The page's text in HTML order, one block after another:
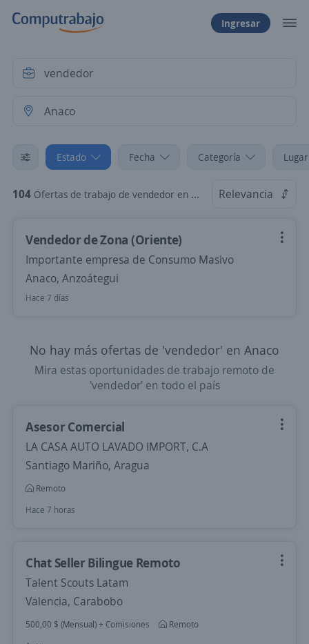
Ingresar
Estado Fecha Categoría
104 Ofertas de trabajo de vendedor en Anaco, Anzoátegui Relevancia
Vendedor de Zona (Oriente)
Importante empresa de Consumo Masivo
Anaco, Anzoátegui
Hace 7 días
No hay más ofertas de 'vendedor' en Anaco
Mira estas oportunidades de trabajo remoto de
'vendedor' en todo el país
Asesor Comercial
LA CASA AUTO LAVADO IMPORT, C.A
Santiago Mariño, Aragua
Remoto
Hace 7 horas
Chat Seller Bilingue Remoto
Talent Scouts Latam
Valencia, Carabobo
500,00 $ (Mensual) + Comisiones
Remoto